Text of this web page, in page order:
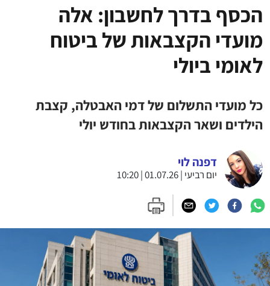
הכסף בדרך לחשבון: אלה
מועדי הקצבאות של ביטוח
לאומי ביולי
כל מועדי התשלום של דמי האבטלה, קצבת
הילדים ושאר הקצבאות בחודש יולי
דפנה לוי
יום רביעי | 01.07.26 | 10:20